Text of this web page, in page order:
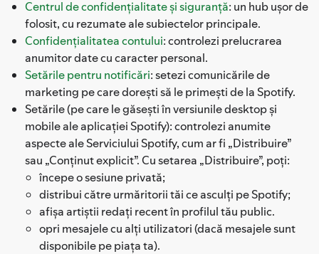
Centrul de confidențialitate și siguranță: un hub ușor de
folosit, cu rezumate ale subiectelor principale.
Confidențialitatea contului: controlezi prelucrarea
anumitor date cu caracter personal.
Setările pentru notificări: setezi comunicările de
marketing pe care dorești să le primești de la Spotify.
Setările (pe care le găsești în versiunile desktop și
mobile ale aplicației Spotify): controlezi anumite
aspecte ale Serviciului Spotify, cum ar fi „Distribuire”
sau „Conținut explicit”. Cu setarea „Distribuire”, poți:
începe o sesiune privată;
distribui către urmăritorii tăi ce asculți pe Spotify;
afișa artiștii redați recent în profilul tău public.
opri mesajele cu alți utilizatori (dacă mesajele sunt
disponibile pe piața ta).